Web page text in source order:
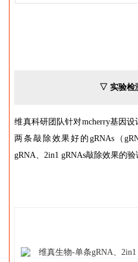
▽ 实验检
维真科研团队针对mcherry基因
两条敲除效果好的gRNAs（
gRNA、2in1 gRNAs敲除效果的验